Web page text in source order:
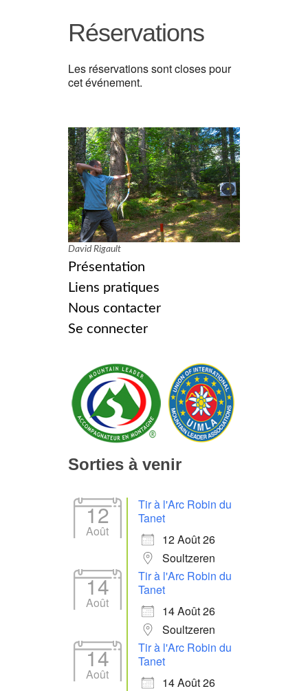
Réservations
Les réservations sont closes pour
cet événement.
David Rigault
Présentation
Liens pratiques
Nous contacter
Se connecter
Sorties à venir
12
Août
Tir à l'Arc Robin du
Tanet
12 Août 26
Soultzeren
14
Août
Tir à l'Arc Robin du
Tanet
14 Août 26
Soultzeren
14
Août
Tir à l'Arc Robin du
Tanet
14 Août 26